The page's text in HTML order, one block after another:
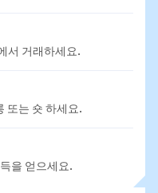
서 거래하세요.
또는 숏 하세요.
을 얻으세요.